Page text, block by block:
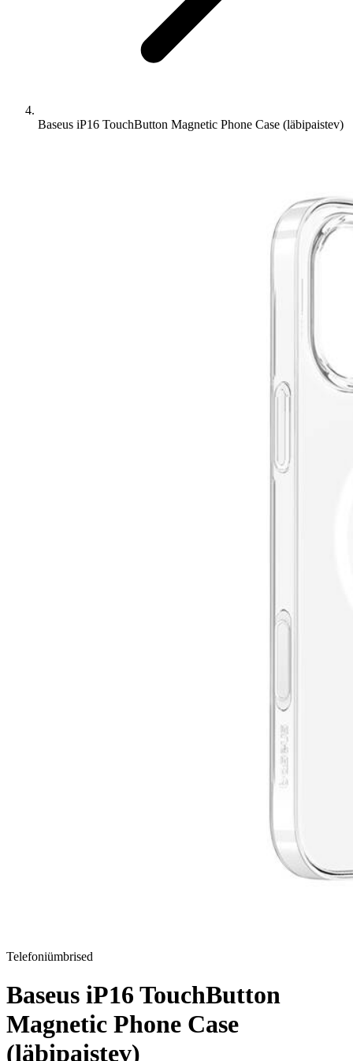
Baseus iP16 TouchButton Magnetic Phone Case (läbipaistev)
Telefoniümbrised
Baseus iP16 TouchButton
Magnetic Phone Case
(läbipaistev)